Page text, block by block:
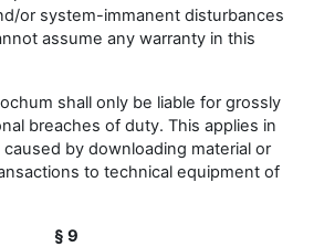
or system-immanent disturbances
assume any warranty in this
shall only be liable for grossly
breaches of duty. This applies in
by downloading material or
to technical equipment of
§ 9